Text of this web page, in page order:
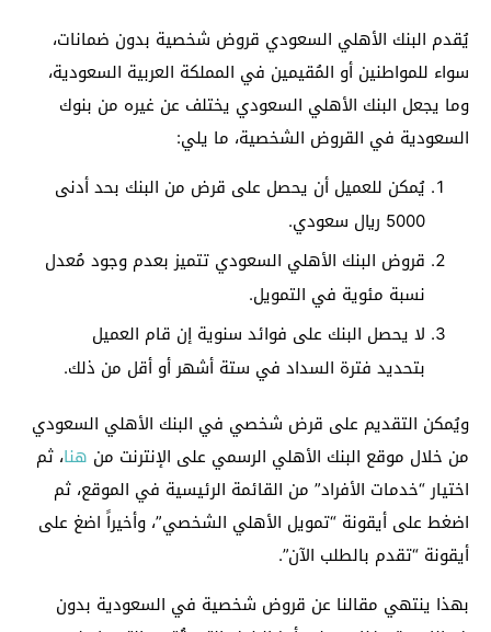
يُقدم البنك الأهلي السعودي قروض شخصية بدون ضمانات،
سواء للمواطنين أو المُقيمين في المملكة العربية السعودية،
وما يجعل البنك الأهلي السعودي يختلف عن غيره من بنوك
السعودية في القروض الشخصية، ما يلي:
يُمكن للعميل أن يحصل على قرض من البنك بحد أدنى
5000 ريال سعودي.
قروض البنك الأهلي السعودي تتميز بعدم وجود مُعدل
نسبة مئوية في التمويل.
لا يحصل البنك على فوائد سنوية إن قام العميل
بتحديد فترة السداد في ستة أشهر أو أقل من ذلك.
ويُمكن التقديم على قرض شخصي في البنك الأهلي السعودي
من خلال موقع البنك الأهلي الرسمي على الإنترنت من هنا، ثم
اختيار “خدمات الأفراد” من القائمة الرئيسية في الموقع، ثم
اضغط على أيقونة “تمويل الأهلي الشخصي”، وأخيراً اضغ على
أيقونة “تقدم بالطلب الآن”.
بهذا ينتهي مقالنا عن قروض شخصية في السعودية بدون